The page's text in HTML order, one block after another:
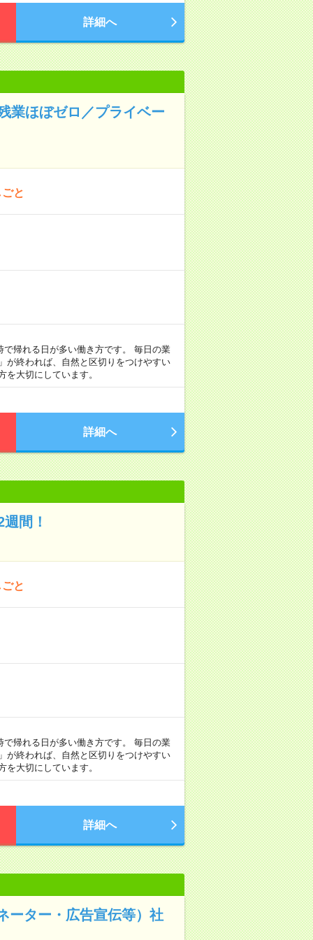
詳細へ
業ほぼゼロ／プライベー
と
帰れる日が多い働き方です。 毎日の業
が終われば、自然と区切りをつけやすい
大切にしています。
詳細へ
間！
と
帰れる日が多い働き方です。 毎日の業
が終われば、自然と区切りをつけやすい
大切にしています。
詳細へ
ーター・広告宣伝等）社